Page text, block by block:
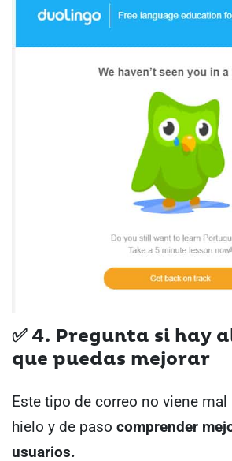
✅4. Pregunta si hay
que puedas mejorar
Este tipo de correo no viene mal
hielo y de paso comprender
usuarios.